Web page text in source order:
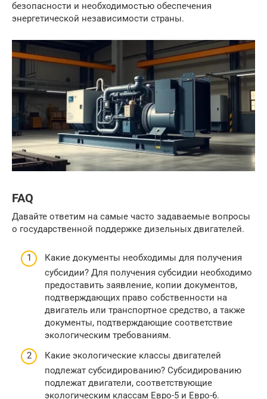
безопасности и необходимостью обеспечения
энергетической независимости страны.
FAQ
Давайте ответим на самые часто задаваемые вопросы
о государственной поддержке дизельных двигателей.
Какие документы необходимы для получения
субсидии? Для получения субсидии необходимо
предоставить заявление, копии документов,
подтверждающих право собственности на
двигатель или транспортное средство, а также
документы, подтверждающие соответствие
экологическим требованиям.
Какие экологические классы двигателей
подлежат субсидированию? Субсидированию
подлежат двигатели, соответствующие
экологическим классам Евро-5 и Евро-6.